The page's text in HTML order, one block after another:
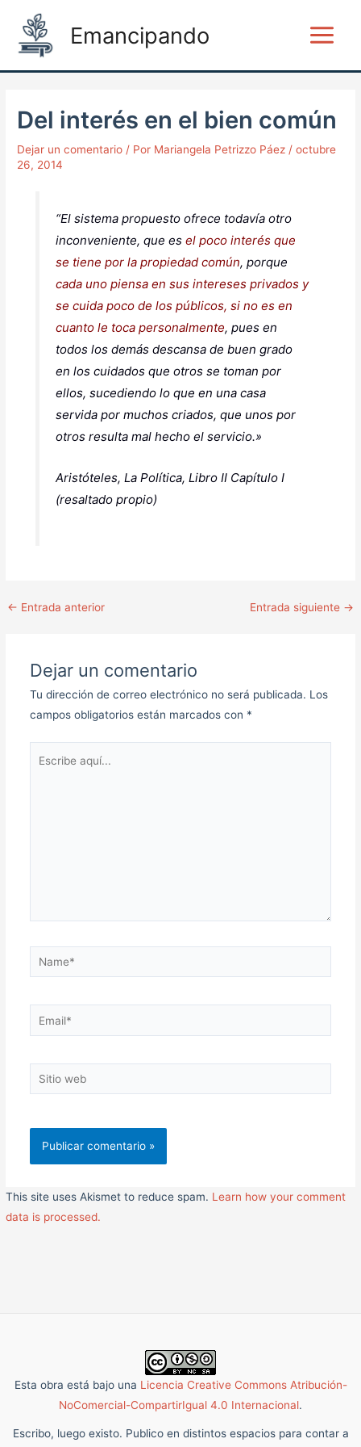
contenido
Emancipando
Menu
Del interés en el bien común
Dejar un comentario / Por Mariangela Petrizzo Páez/octubre
26, 2014
“El sistema propuesto ofrece todavía otro
inconveniente, que es el poco interés que
se tiene por la propiedad común, porque
cada uno piensa en sus intereses privados y
se cuida poco de los públicos, si no es en
cuanto le toca personalmente, pues en
todos los demás descansa de buen grado
en los cuidados que otros se toman por
ellos, sucediendo lo que en una casa
servida por muchos criados, que unos por
otros resulta mal hecho el servicio.»
Aristóteles, La Política, Libro II Capítulo I
(resaltado propio)
navigation
← Entrada anterior Entrada siguiente →
Dejar un comentario
Tu dirección de correo electrónico no será publicada. Los
campos obligatorios están marcados con *
Name*
Email*
Sitio
web
This site uses Akismet to reduce spam. Learn how your comment
data is processed.
Esta obra está bajo una Licencia Creative Commons Atribución-
NoComercial-CompartirIgual 4.0 Internacional.
Escribo, luego existo. Publico en distintos espacios para contar a